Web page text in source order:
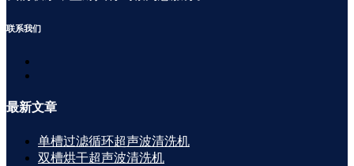
联系我们
最新文章
单槽过滤循环超声波清洗机
双槽烘干超声波清洗机